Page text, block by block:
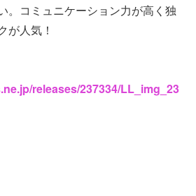
。コミュニケーション力が高く独
が人気！
releases/237334/LL_img_23